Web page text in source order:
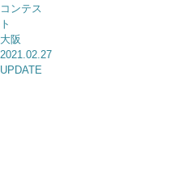
コンテス
ト
大阪
2021.02.27
UPDATE